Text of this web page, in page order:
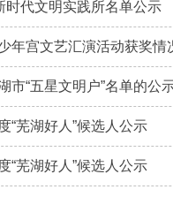
时代文明实践所名单公示
年宫文艺汇演活动获奖情
市“五星文明户”名单的公
“芜湖好人”候选人公示
“芜湖好人”候选人公示